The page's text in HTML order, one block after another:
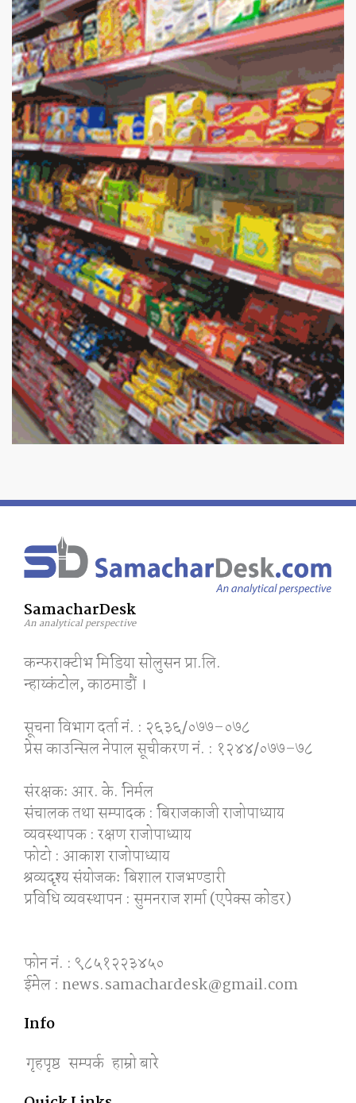
SamacharDesk
An analytical perspective
कन्फराक्टीभ मिडिया साेलुसन प्रा.लि.
न्हाय्कंटाेल, काठमाडाैं ।
सूचना विभाग दर्ता नं. : २६३६/०७७–०७८
प्रेस काउन्सिल नेपाल सूचीकरण नं. : १२४४/०७७–७८
संरक्षकः आर. के. निर्मल
संचालक तथा सम्पादक : बिराजकाजी राजोपाध्याय
व्यवस्थापक : रक्षण राजोपाध्याय
फोटो : आकाश राजोपाध्याय
श्रव्यदृश्य संयोजकः बिशाल राजभण्डारी
प्रविधि व्यवस्थापन : सुमनराज शर्मा (एपेक्स काेडर)
फोन नं. : ९८५१२२३४५०
ईमेल : news.samachardesk@gmail.com
Info
गृहपृष्ठ सम्पर्क हाम्रो बारे